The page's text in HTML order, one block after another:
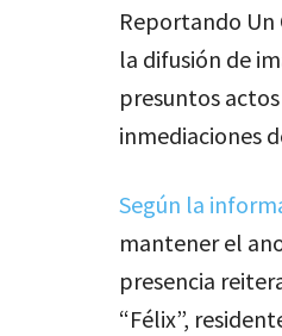
Reportando Un
la difusión de
presuntos
inmediaciones
Según la
mantener el
presencia
“Félix”,